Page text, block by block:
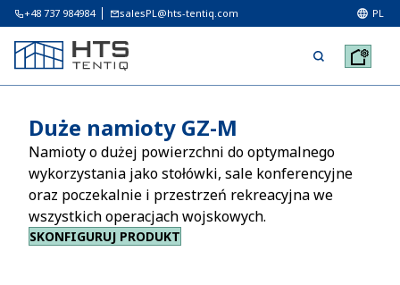
+48 737 984984 salesPL@hts-tentiq.com PL
Duże namioty GZ-M
Namioty o dużej powierzchni do optymalnego
wykorzystania jako stołówki, sale konferencyjne
oraz poczekalnie i przestrzeń rekreacyjna we
wszystkich operacjach wojskowych.
SKONFIGURUJ PRODUKT